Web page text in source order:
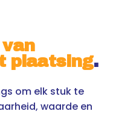
van
plaatsing.
om elk stuk te
waarde en